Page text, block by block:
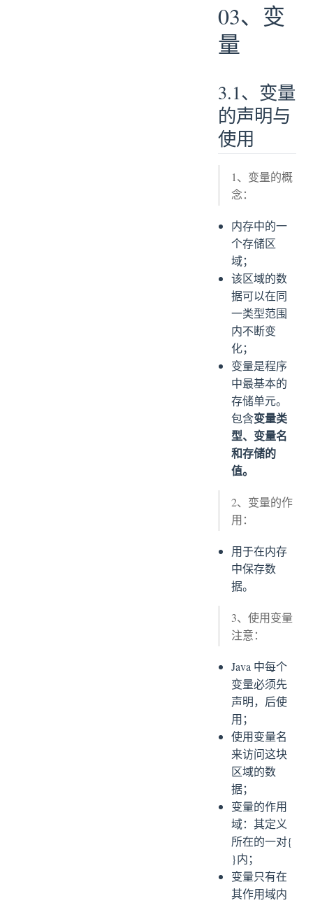
03、变
量
3.1、变量
的声明与
使用
1、变量的概
念：
内存中的一
个存储区
域；
该区域的数
据可以在同
一类型范围
内不断变
化；
变量是程序
中最基本的
存储单元。
包含变量类
型、变量名
和存储的
值。
2、变量的作
用：
用于在内存
中保存数
据。
3、使用变量
注意：
Java 中每个
变量必须先
声明，后使
用；
使用变量名
来访问这块
区域的数
据；
变量的作用
域：其定义
所在的一对{
}内；
变量只有在
其作用域内